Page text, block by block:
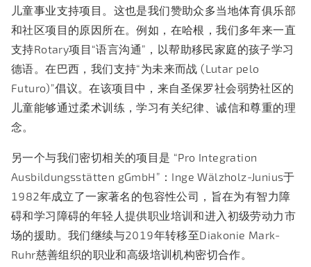
儿童事业支持项目。这也是我们赞助众多当地体育俱乐部
和社区项目的原因所在。例如，在哈根，我们多年来一直
支持Rotary项目“语言沟通”，以帮助移民家庭的孩子学习
德语。在巴西，我们支持“为未来而战 (Lutar pelo
Futuro)”倡议。在该项目中，来自圣保罗社会弱势社区的
儿童能够通过柔术训练，学习有关纪律、诚信和尊重的理
念。
另一个与我们密切相关的项目是 “Pro Integration
Ausbildungsstätten gGmbH”：Inge Wälzholz-Junius于
1982年成立了一家著名的包容性公司，旨在为有智力障
碍和学习障碍的年轻人提供职业培训和进入初级劳动力市
场的援助。我们继续与2019年转移至Diakonie Mark-
Ruhr慈善组织的职业和高级培训机构密切合作。